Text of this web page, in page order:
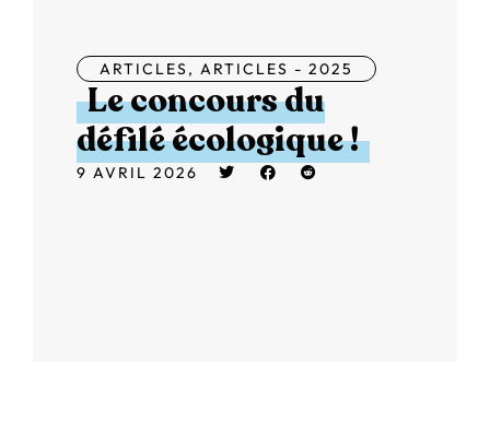
ARTICLES, ARTICLES - 2025
Le concours du
défilé écologique !
9 AVRIL 2026